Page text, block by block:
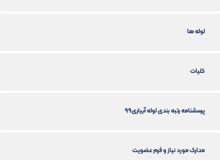
لوله ها
کلیات
پرسشنامه رتبه بندی لوله آبیاری99
مدارک مورد نیاز و فرم عضویت